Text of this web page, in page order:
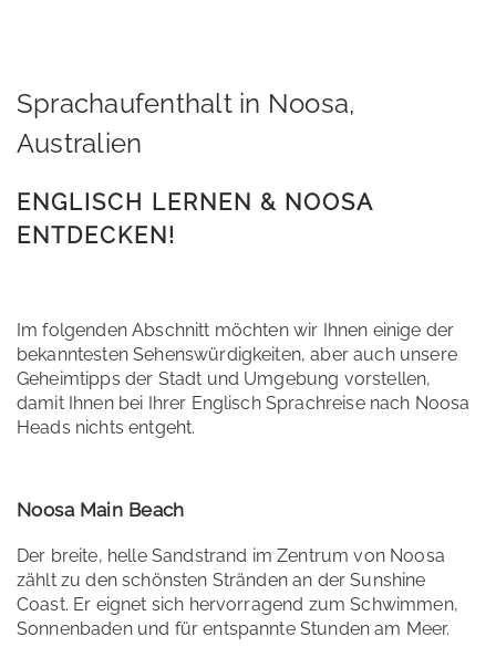
Sprachaufenthalt in Noosa,
Australien
ENGLISCH LERNEN & NOOSA
ENTDECKEN!
Im folgenden Abschnitt möchten wir Ihnen einige der
bekanntesten Sehenswürdigkeiten, aber auch unsere
Geheimtipps der Stadt und Umgebung vorstellen,
damit Ihnen bei Ihrer Englisch Sprachreise nach Noosa
Heads nichts entgeht.
Noosa Main Beach
Der breite, helle Sandstrand im Zentrum von Noosa
zählt zu den schönsten Stränden an der Sunshine
Coast. Er eignet sich hervorragend zum Schwimmen,
Sonnenbaden und für entspannte Stunden am Meer.